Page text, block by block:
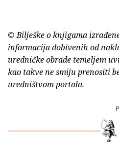
© Bilješke o knjigama
informacija dobivenih od
uredničke obrade temeljem
kao takve ne smiju prenositi
uredništvom portala.